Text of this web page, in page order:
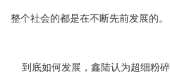
整个社会的都是在不断先前发展的。
到底如何发展，鑫陆认为超细粉